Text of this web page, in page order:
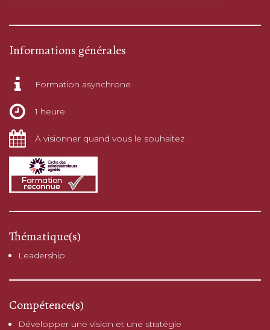
Informations générales
Formation asynchrone
1 heure
À visionner quand vous le souhaitez
Thématique(s)
Leadership
Compétence(s)
Développer une vision et une stratégie